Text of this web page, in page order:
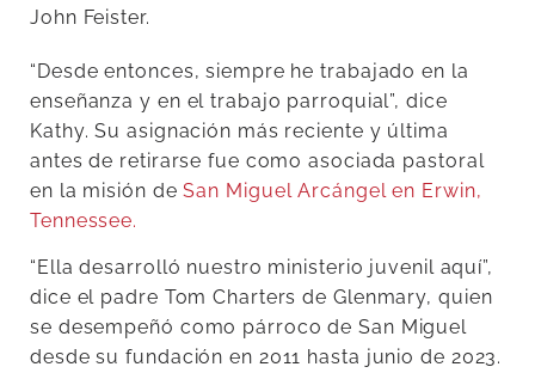
John Feister.
“Desde entonces, siempre he trabajado en la
enseñanza y en el trabajo parroquial”, dice
Kathy. Su asignación más reciente y última
antes de retirarse fue como asociada pastoral
en la misión deSan Miguel Arcángel en Erwin,
Tennessee.
“Ella desarrolló nuestro ministerio juvenil aquí”,
dice el padre Tom Charters de Glenmary, quien
se desempeñó como párroco de San Miguel
desde su fundación en 2011 hasta junio de 2023.